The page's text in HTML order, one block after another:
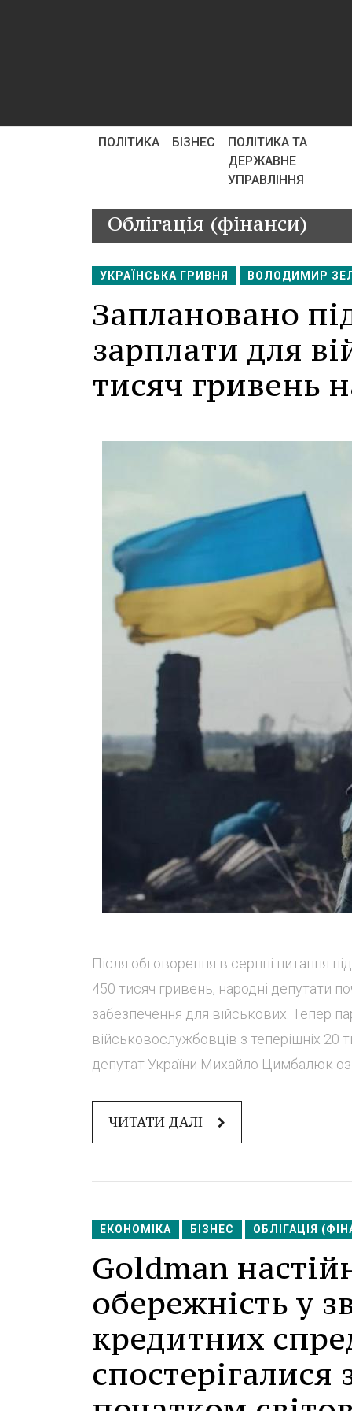
ПОЛІТИКА БІЗНЕС
ПОЛІТИКА ТА
ДЕРЖАВНЕ
УПРАВЛІННЯ
Облігація (фінанси)
УКРАЇНСЬКА ГРИВНЯ ВОЛОДИМИР
Заплановано
зарплати для
тисяч гривень
Після обговорення в серпні питання
450 тисяч гривень, народні депутати
забезпечення для військових. Тепер
військовослужбовців з теперішніх 20
депутат України Михайло Цимбалюк
ЧИТАТИ ДАЛІ
ЕКОНОМІКА БІЗНЕС ОБЛІГАЦІЯ
Goldman
обережність у
кредитних
спостерігалися